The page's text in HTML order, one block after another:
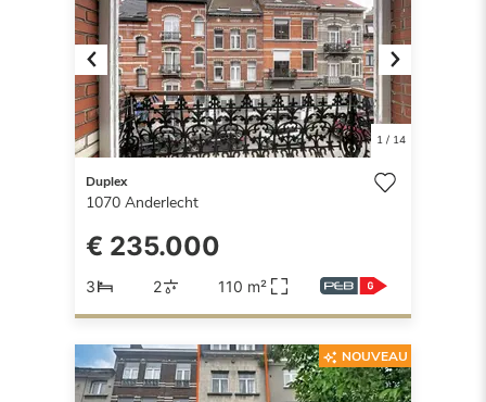
Previous Next
1/ 14
Duplex
1070 Anderlecht
€ 235.000
3 2 110 m²
NOUVEAU